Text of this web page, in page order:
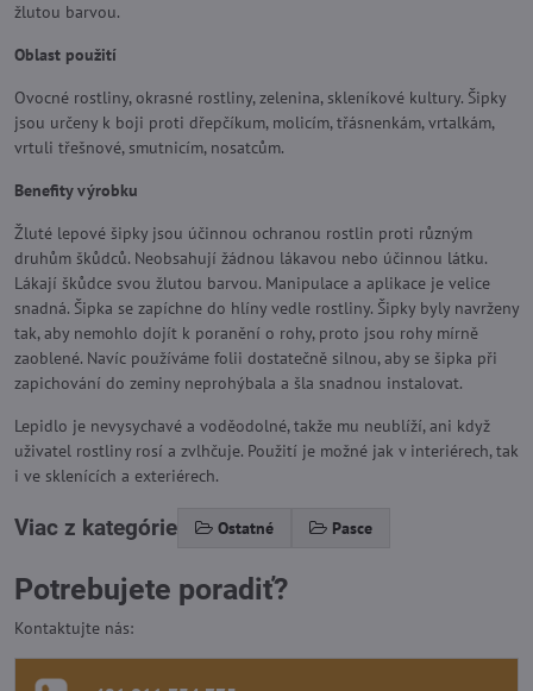
žlutou barvou.
Oblast použití
Ovocné rostliny, okrasné rostliny, zelenina, skleníkové kultury. Šipky
jsou určeny k boji proti dřepčíkum, molicím, třásnenkám, vrtalkám,
vrtuli třešnové, smutnicím, nosatcům.
Benefity výrobku
Žluté lepové šipky jsou účinnou ochranou rostlin proti různým
druhům škůdců. Neobsahují žádnou lákavou nebo účinnou látku.
Lákají škůdce svou žlutou barvou. Manipulace a aplikace je velice
snadná. Šipka se zapíchne do hlíny vedle rostliny. Šipky byly navrženy
tak, aby nemohlo dojít k poranění o rohy, proto jsou rohy mírně
zaoblené. Navíc používáme folii dostatečně silnou, aby se šipka při
zapichování do zeminy neprohýbala a šla snadnou instalovat.
Lepidlo je nevysychavé a voděodolné, takže mu neublíží, ani když
uživatel rostliny rosí a zvlhčuje. Použití je možné jak v interiérech, tak
i ve sklenících a exteriérech.
Viac z kategórie Ostatné Pasce
Potrebujete poradiť?
Kontaktujte nás: